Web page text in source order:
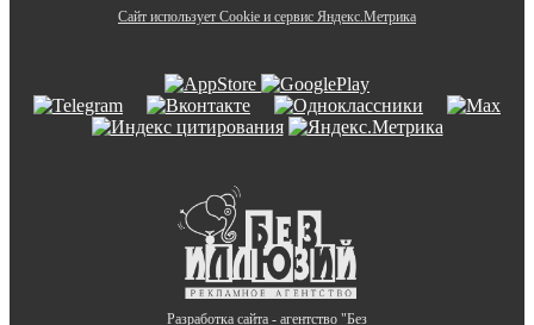
Сайт использует Cookie и сервиc Яндекс.Метрика
Разработка сайта - агентство "Без